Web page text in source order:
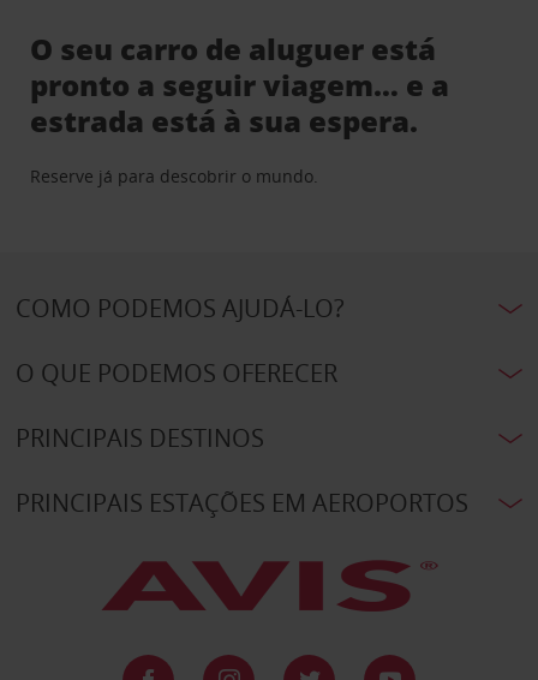
O seu carro de aluguer está
pronto a seguir viagem… e a
estrada está à sua espera.
Reserve já para descobrir o mundo.
COMO PODEMOS AJUDÁ-LO?
O QUE PODEMOS OFERECER
PRINCIPAIS DESTINOS
PRINCIPAIS ESTAÇÕES EM AEROPORTOS